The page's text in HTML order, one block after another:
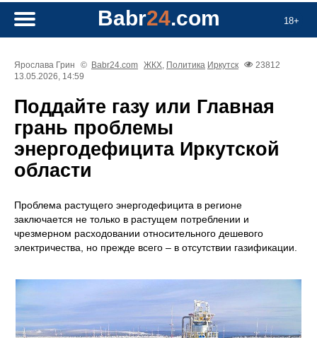
18+
Babr24.com
Ярослава Грин © Babr24.com ЖКХ, Политика Иркутск
23812
13.05.2026, 14:59
Поддайте газу или Главная
грань проблемы
энергодефицита Иркутской
области
Проблема растущего энергодефицита в регионе
заключается не только в растущем потреблении и
чрезмерном расходовании относительного дешевого
электричества, но прежде всего – в отсутствии газификации.